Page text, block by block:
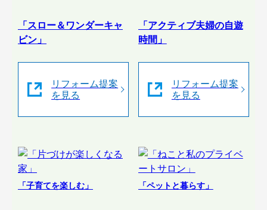
「スロー＆ワンダーキャ
ビン」
リフォーム提案
を見る
「アクティブ夫婦の自遊
時間」
リフォーム提案
を見る
「子育てを楽しむ」 「ペットと暮らす」